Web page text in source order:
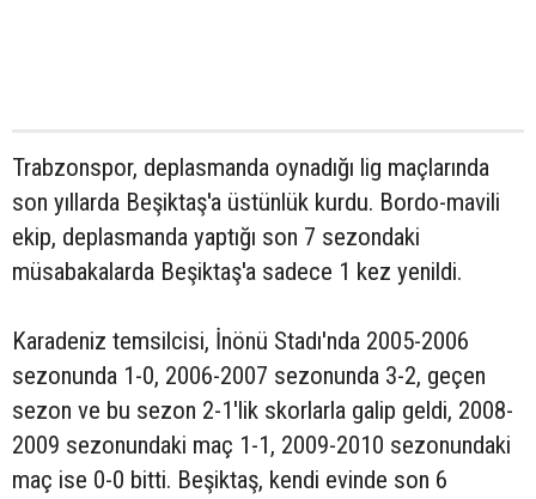
Trabzonspor, deplasmanda oynadığı lig maçlarında
son yıllarda Beşiktaş'a üstünlük kurdu. Bordo-mavili
ekip, deplasmanda yaptığı son 7 sezondaki
müsabakalarda Beşiktaş'a sadece 1 kez yenildi.
Karadeniz temsilcisi, İnönü Stadı'nda 2005-2006
sezonunda 1-0, 2006-2007 sezonunda 3-2, geçen
sezon ve bu sezon 2-1'lik skorlarla galip geldi, 2008-
2009 sezonundaki maç 1-1, 2009-2010 sezonundaki
maç ise 0-0 bitti. Beşiktaş, kendi evinde son 6